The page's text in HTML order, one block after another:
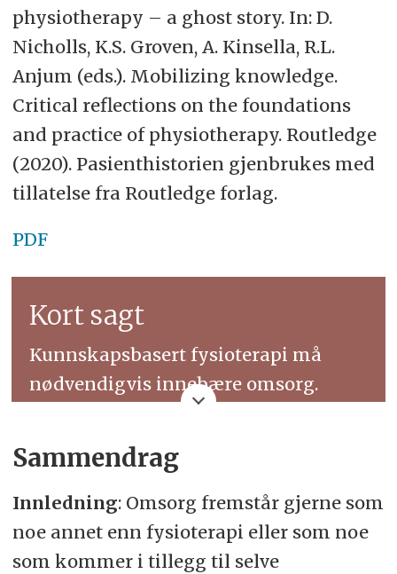
physiotherapy – a ghost story. In: D.
Nicholls, K.S. Groven, A. Kinsella, R.L.
Anjum (eds.). Mobilizing knowledge.
Critical reflections on the foundations
and practice of physiotherapy. Routledge
(2020). Pasienthistorien gjenbrukes med
tillatelse fra Routledge forlag.
PDF
Kort sagt
Kunnskapsbasert fysioterapi må
nødvendigvis innebære omsorg.
som interaksjon og samhandling,
blir begrepene aktiv og passiv
behandling, slik de brukes i
fysioterapi, meningsløse.
Sammendrag
Innledning: Omsorg fremstår gjerne som
noe annet enn fysioterapi eller som noe
som kommer i tillegg til selve